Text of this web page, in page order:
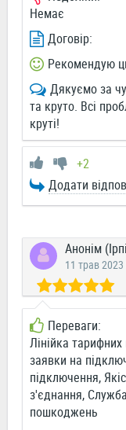
Немає
Договір:
Рекомендую
Дякуємо за
та круто. Всі
круті!
+2
Додати
Анонім
11 трав 2023
Переваги:
Лінійка
заявки на
підключення,
з'єднання,
пошкоджень